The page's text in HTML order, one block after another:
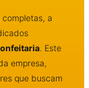
a
. Este
empresa,
que buscam